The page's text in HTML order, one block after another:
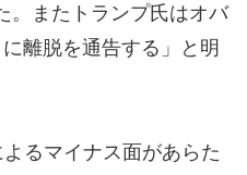
。またトランプ氏はオバ
離脱を通告する」と明
るマイナス面があらた